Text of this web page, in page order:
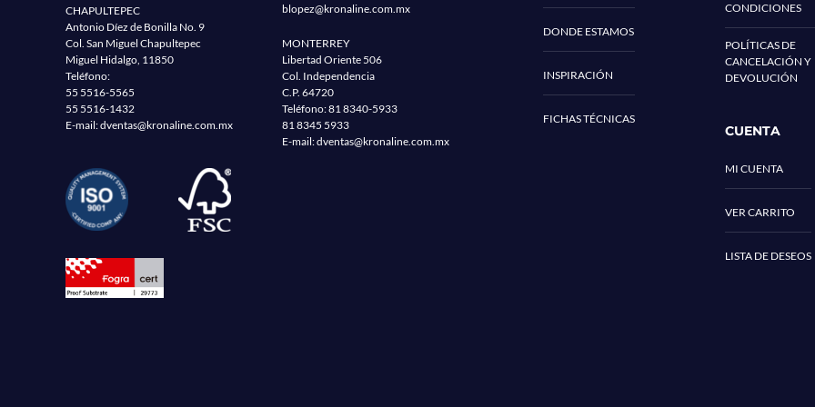
CHAPULTEPEC
Antonio Díez de Bonilla No. 9
Col. San Miguel Chapultepec
Miguel Hidalgo, 11850
Teléfono:
55 5516-5565
55 5516-1432
E-mail:dventas@kronaline.com.mx
blopez@kronaline.com.mx
MONTERREY
Libertad Oriente 506
Col. Independencia
C.P. 64720
Teléfono:81 8340-5933
81 8345 5933
E-mail:dventas@kronaline.com.mx
DONDE ESTAMOS
INSPIRACIÓN
FICHAS TÉCNICAS
CONDICIONES
POLÍTICAS DE
CANCELACIÓN Y
DEVOLUCIÓN
CUENTA
MI CUENTA
VER CARRITO
LISTA DE DESEOS